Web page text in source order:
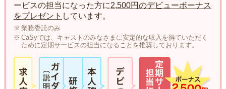
ービスの担当になった方に2,500円のデビューボーナス
をプレゼント しています。
業務委託のみ
CaSyでは、キャストのみなさまに安定的な収入を得ていただく
ために定期サービスの担当になることを推奨しております。